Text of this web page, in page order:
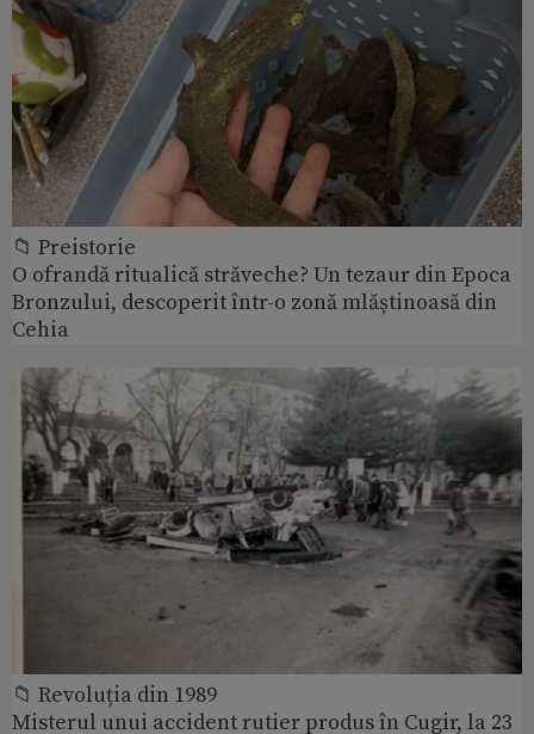
📁 Preistorie
O ofrandă ritualică străveche? Un tezaur din Epoca
Bronzului, descoperit într-o zonă mlăștinoasă din
Cehia
📁 Revoluția din 1989
Misterul unui accident rutier produs în Cugir, la 23